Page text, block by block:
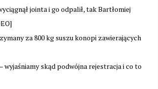
jointa i go odpalił, tak Bartłomiej
za 800 kg suszu konopi zawierających
wyjaśniamy skąd podwójna rejestracja i co to